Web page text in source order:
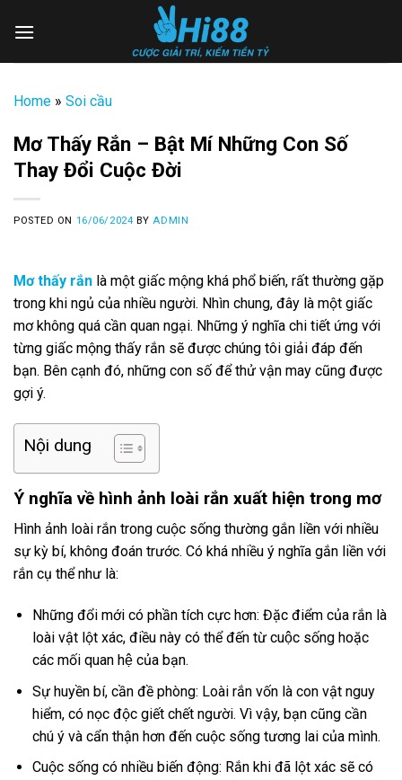
Home » Soi cầu
Mơ Thấy Rắn – Bật Mí Những Con Số
Thay Đổi Cuộc Đời
POSTED ON 16/06/2024 BYADMIN
Mơ thấy rắn là một giấc mộng khá phổ biến, rất thường gặp
trong khi ngủ của nhiều người. Nhìn chung, đây là một giấc
mơ không quá cần quan ngại. Những ý nghĩa chi tiết ứng với
từng giấc mộng thấy rắn sẽ được chúng tôi giải đáp đến
bạn. Bên cạnh đó, những con số để thử vận may cũng được
gợi ý.
Nội dung
Ý nghĩa về hình ảnh loài rắn xuất hiện trong mơ
Hình ảnh loài rắn trong cuộc sống thường gắn liền với nhiều
sự kỳ bí, không đoán trước. Có khá nhiều ý nghĩa gắn liền với
rắn cụ thể như là:
Những đổi mới có phần tích cực hơn: Đặc điểm của rắn là
loài vật lột xác, điều này có thể đến từ cuộc sống hoặc
các mối quan hệ của bạn.
Sự huyền bí, cần đề phòng: Loài rắn vốn là con vật nguy
hiểm, có nọc độc giết chết người. Vì vậy, bạn cũng cần
chú ý và cẩn thận hơn đến cuộc sống tương lai của mình.
Cuộc sống có nhiều biến động: Rắn khi đã lột xác sẽ có